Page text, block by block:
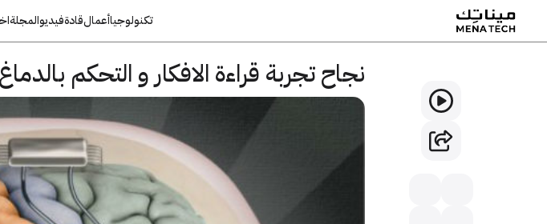
تكنولوجياأعمالقادةفيديوالمجلة
نجاح تجربة قراءة الافكار و التحكم بالدماغ